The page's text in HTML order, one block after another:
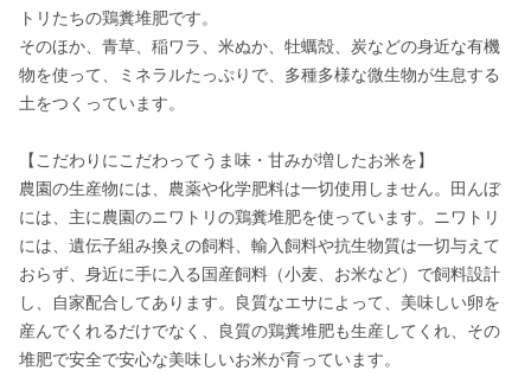
トリたちの鶏糞堆肥です。
そのほか、青草、稲ワラ、米ぬか、牡蠣殻、炭などの身近な有機
物を使って、ミネラルたっぷりで、多種多様な微生物が生息する
土をつくっています。
【こだわりにこだわってうま味・甘みが増したお米を】
農園の生産物には、農薬や化学肥料は一切使用しません。田んぼ
には、主に農園のニワトリの鶏糞堆肥を使っています。ニワトリ
には、遺伝子組み換えの飼料、輸入飼料や抗生物質は一切与えて
おらず、身近に手に入る国産飼料（小麦、お米など）で飼料設計
し、自家配合してあります。良質なエサによって、美味しい卵を
産んでくれるだけでなく、良質の鶏糞堆肥も生産してくれ、その
堆肥で安全で安心な美味しいお米が育っています。